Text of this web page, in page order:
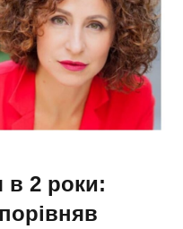
в 2 роки: